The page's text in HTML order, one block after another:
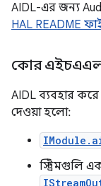
AIDL-এর জন্য
HAL README
কোর
AIDL ব্যবহার করে
দেওয়া হলো:
স্ট্রিমগুলি